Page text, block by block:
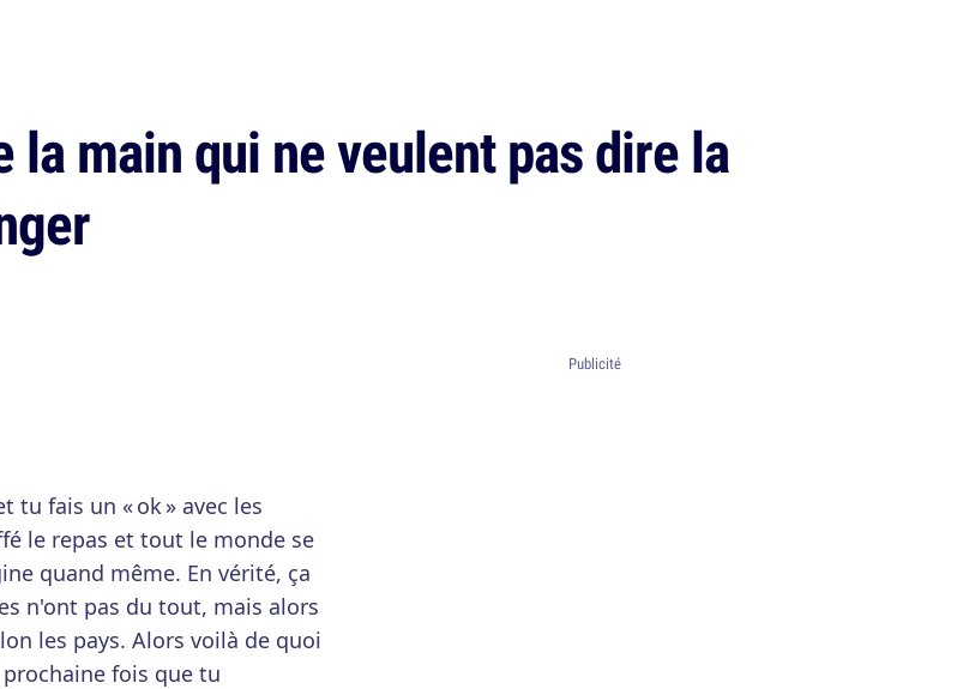
la main qui ne veulent pas dire la
tu fais un « ok » avec les
le repas et tout le monde se
quand même. En vérité, ça
n'ont pas du tout, mais alors
les pays. Alors voilà de quoi
fois que tu